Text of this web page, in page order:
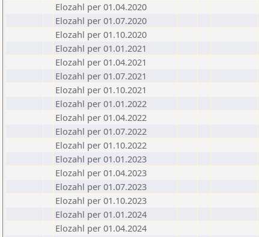
Elozahl per 01.04.2020
Elozahl per 01.07.2020
Elozahl per 01.10.2020
Elozahl per 01.01.2021
Elozahl per 01.04.2021
Elozahl per 01.07.2021
Elozahl per 01.10.2021
Elozahl per 01.01.2022
Elozahl per 01.04.2022
Elozahl per 01.07.2022
Elozahl per 01.10.2022
Elozahl per 01.01.2023
Elozahl per 01.04.2023
Elozahl per 01.07.2023
Elozahl per 01.10.2023
Elozahl per 01.01.2024
Elozahl per 01.04.2024